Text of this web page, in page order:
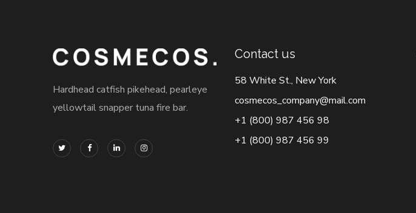
Hardhead catfish pikehead, pearleye
yellowtail snapper tuna fire bar.
Contact us
58 White St., New York
cosmecos_company@mail.com
+1 (800) 987 456 98
+1 (800) 987 456 99